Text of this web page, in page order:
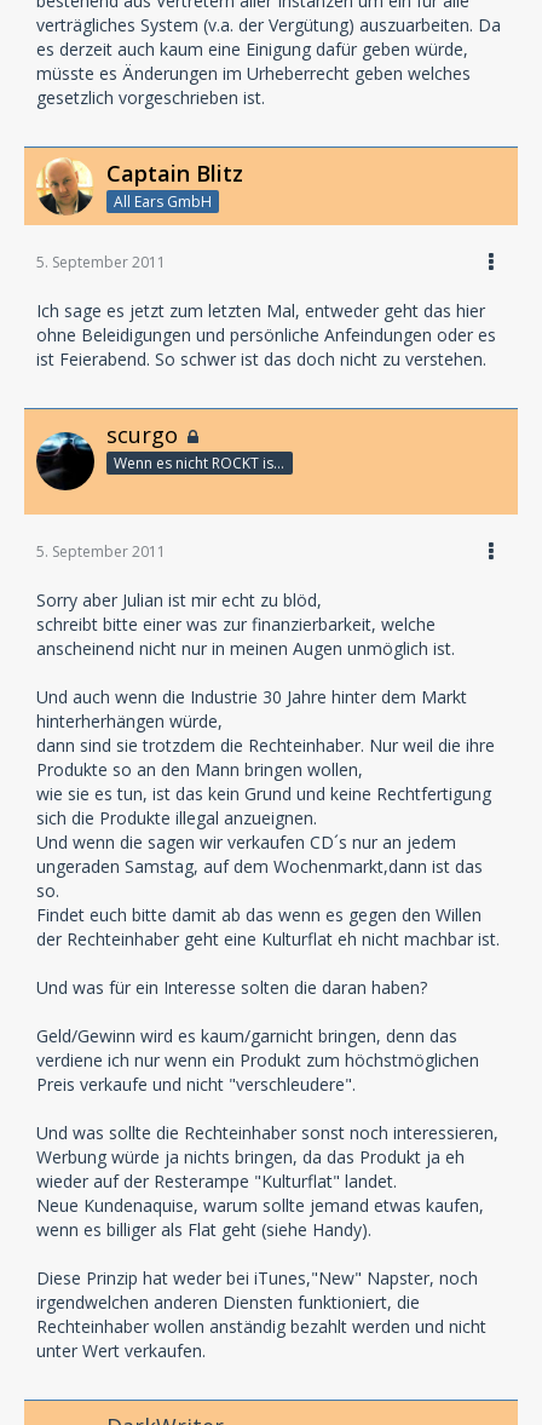
verträgliches System (v.a. der Vergütung) auszuarbeiten. Da
es derzeit auch kaum eine Einigung dafür geben würde,
müsste es Änderungen im Urheberrecht geben welches
gesetzlich vorgeschrieben ist.
Captain Blitz
All Ears GmbH
5. September 2011
Ich sage es jetzt zum letzten Mal, entweder geht das hier
ohne Beleidigungen und persönliche Anfeindungen oder es
ist Feierabend. So schwer ist das doch nicht zu verstehen.
scurgo
Wenn es nicht ROCKT is es fürn ARSCH!
5. September 2011
Sorry aber Julian ist mir echt zu blöd,
schreibt bitte einer was zur finanzierbarkeit, welche
anscheinend nicht nur in meinen Augen unmöglich ist.
Und auch wenn die Industrie 30 Jahre hinter dem Markt
hinterherhängen würde,
dann sind sie trotzdem die Rechteinhaber. Nur weil die ihre
Produkte so an den Mann bringen wollen,
wie sie es tun, ist das kein Grund und keine Rechtfertigung
sich die Produkte illegal anzueignen.
Und wenn die sagen wir verkaufen CD´s nur an jedem
ungeraden Samstag, auf dem Wochenmarkt,dann ist das
so.
Findet euch bitte damit ab das wenn es gegen den Willen
der Rechteinhaber geht eine Kulturflat eh nicht machbar ist.
Und was für ein Interesse solten die daran haben?
Geld/Gewinn wird es kaum/garnicht bringen, denn das
verdiene ich nur wenn ein Produkt zum höchstmöglichen
Preis verkaufe und nicht "verschleudere".
Und was sollte die Rechteinhaber sonst noch interessieren,
Werbung würde ja nichts bringen, da das Produkt ja eh
wieder auf der Resterampe "Kulturflat" landet.
Neue Kundenaquise, warum sollte jemand etwas kaufen,
wenn es billiger als Flat geht (siehe Handy).
Diese Prinzip hat weder bei iTunes,"New" Napster, noch
irgendwelchen anderen Diensten funktioniert, die
Rechteinhaber wollen anständig bezahlt werden und nicht
unter Wert verkaufen.